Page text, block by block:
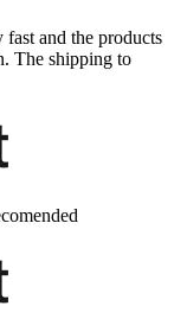
and the products
The shipping to